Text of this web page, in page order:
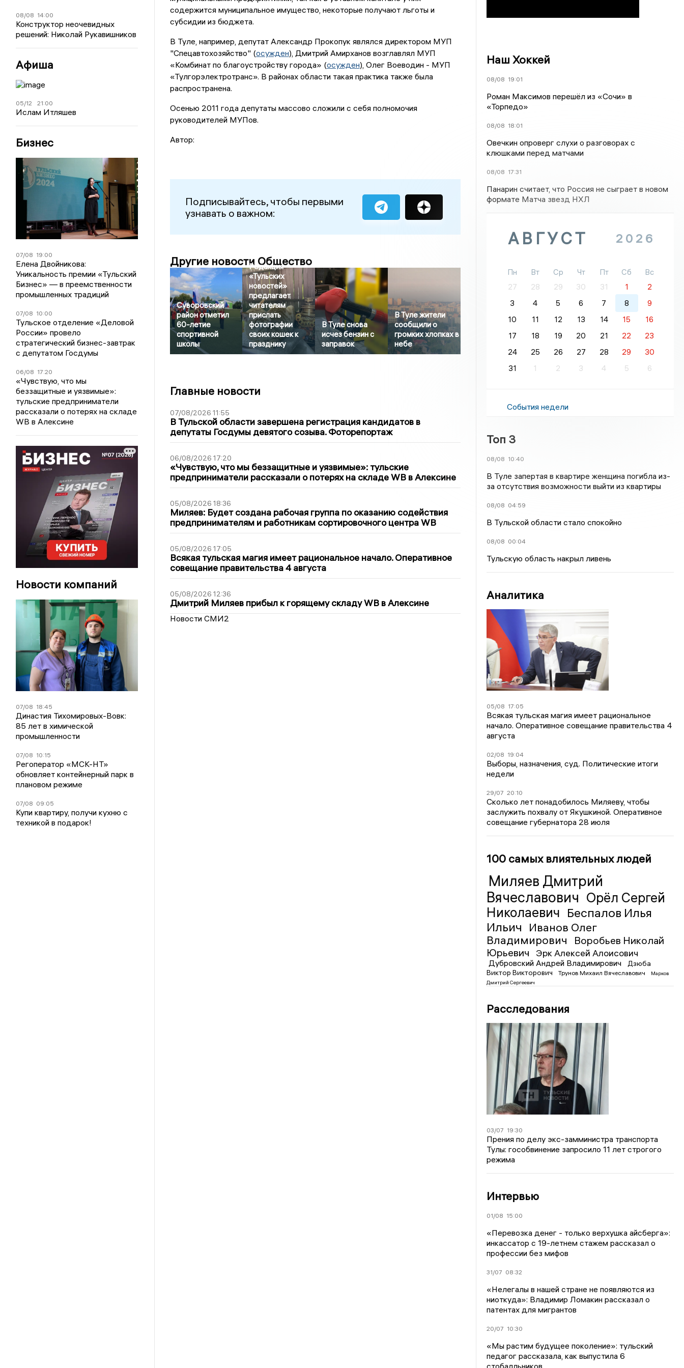
08/08 14:00
Конструктор неочевидных
решений: Николай Рукавишников
Афиша
05/12 21:00
Ислам Итляшев
Бизнес
07/08 19:00
Елена Двойникова:
Уникальность премии «Тульский
Бизнес» — в преемственности
промышленных традиций
07/08 10:00
Тульское отделение «Деловой
России» провело
стратегический бизнес-завтрак
с депутатом Госдумы
06/08 17:20
«Чувствую, что мы
беззащитные и уязвимые»:
тульские предприниматели
рассказали о потерях на складе
WB в Алексине
Новости компаний
07/08 18:45
Династия Тихомировых-Вовк:
85 лет в химической
промышленности
07/08 10:15
Регоператор «МСК-НТ»
обновляет контейнерный парк в
плановом режиме
07/08 09:05
Купи квартиру, получи кухню с
техникой в подарок!
содержится муниципальное имущество, некоторые получают льготы и
субсидии из бюджета.
В Туле, например, депутат Александр Прокопук являлся директором МУП
"Спецавтохозяйство" (осужден), Дмитрий Амирханов возглавлял МУП
«Комбинат по благоустройству города» (осужден), Олег Воеводин - МУП
«Тулгорэлектротранс». В районах области такая практика также была
распространена.
Осенью 2011 года депутаты массово сложили с себя полномочия
руководителей МУПов.
Автор:
Подписывайтесь, чтобы первыми
узнавать о важном:
Другие новости Общество
Суворовский
район отметил
60-летие
спортивной
школы
Редакция
«Тульских
новостей»
предлагает
читателям
прислать
фотографии
своих кошек к
празднику
В Туле снова
исчез бензин с
заправок
В Туле жители
сообщили о
громких хлопках в
небе
Главные новости
07/08/2026 11:55
В Тульской области завершена регистрация кандидатов в
депутаты Госдумы девятого созыва. Фоторепортаж
06/08/2026 17:20
«Чувствую, что мы беззащитные и уязвимые»: тульские
предприниматели рассказали о потерях на складе WB в Алексине
05/08/2026 18:36
Миляев: Будет создана рабочая группа по оказанию содействия
предпринимателям и работникам сортировочного центра WB
05/08/2026 17:05
Всякая тульская магия имеет рациональное начало. Оперативное
совещание правительства 4 августа
05/08/2026 12:36
Дмитрий Миляев прибыл к горящему складу WB в Алексине
Новости СМИ2
Наш Хоккей
08/08 19:01
Роман Максимов перешёл из «Сочи» в
«Торпедо»
08/08 18:01
Овечкин опроверг слухи о разговорах с
клюшками перед матчами
08/08 17:31
Панарин считает, что Россия не сыграет в новом
формате Матча звезд НХЛ
АВГУСТ 2026
Пн Вт Ср Чт Пт Сб
Вс
27
28 29 30 31 1
2
3
4 5 6 7 8
9
10
11 12 13 14 15
16
17
18 19 20 21 22
23
24
25 26 27 28 29
30
31
1 2 3 4 5 6
События недели
Топ 3
08/08 10:40
В Туле запертая в квартире женщина погибла из-
за отсутствия возможности выйти из квартиры
08/08 04:59
В Тульской области стало спокойно
08/08 00:04
Тульскую область накрыл ливень
Аналитика
05/08 17:05
Всякая тульская магия имеет рациональное
начало. Оперативное совещание правительства 4
августа
02/08 19:04
Выборы, назначения, суд. Политические итоги
недели
29/07 20:10
Сколько лет понадобилось Миляеву, чтобы
заслужить похвалу от Якушкиной. Оперативное
совещание губернатора 28 июля
100 самых влиятельных людей
Миляев Дмитрий
Вячеславович Орёл Сергей
Николаевич Беспалов Илья
Ильич
Иванов Олег
Владимирович
Воробьев Николай
Юрьевич
Эрк Алексей Алоисович
Дубровский Андрей Владимирович
Дзюба
Виктор Викторович
Трунов Михаил Вячеславович
Марков
Дмитрий Сергеевич
Расследования
03/07 19:30
Прения по делу экс-замминистра транспорта
Тулы: гособвинение запросило 11 лет строгого
режима
Интервью
01/08 15:00
«Перевозка денег - только верхушка айсберга»:
инкассатор с 19-летнем стажем рассказал о
профессии без мифов
31/07 08:32
«Нелегалы в нашей стране не появляются из
ниоткуда»: Владимир Ломакин рассказал о
патентах для мигрантов
20/07 10:30
«Мы растим будущее поколение»: тульский
педагог рассказала, как выпустила 6
стобалльников